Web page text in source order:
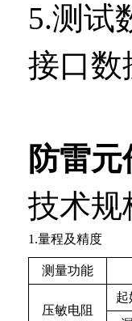
5.测试
接口数
防雷
技术规
1.量程及精度
测量功能
压敏电阻
起